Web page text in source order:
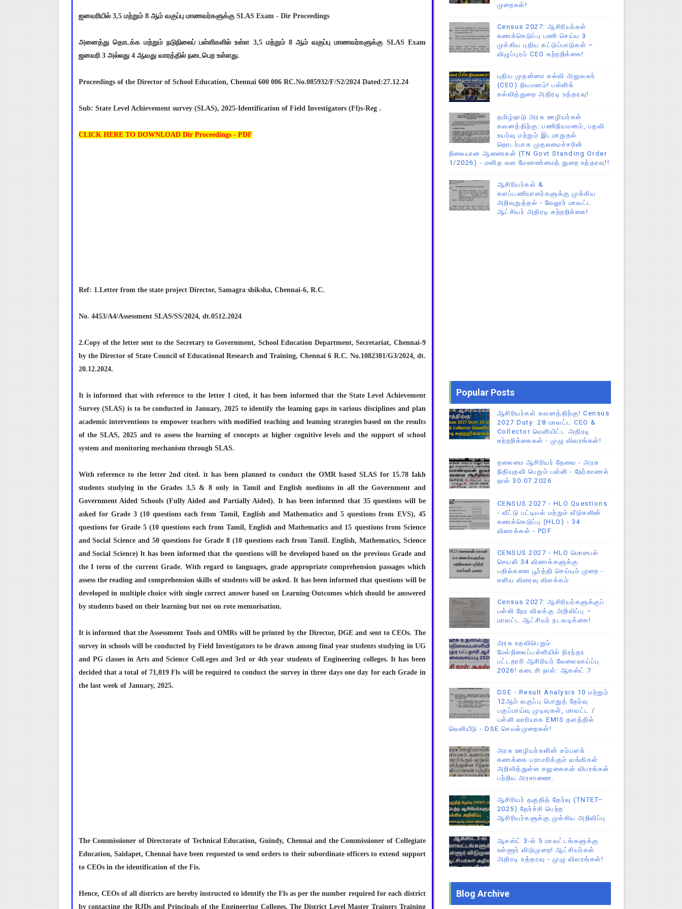
ஐனவரியில் 3,5 மற்றும் 8 ஆம் வகுப்பு மாணவர்களுக்கு SLAS Exam - Dir Proceedings
அனைத்து தொடக்க மற்றும் நடுநிலைப் பள்ளிகளில் உள்ள 3,5 மற்றும் 8 ஆம் வகுப்பு மாணவர்களுக்கு SLAS Exam
ஜனவரி 3 அல்லது 4 ஆவது வாரத்தில் நடைபெற உள்ளது.
Proceedings of the Director of School Education, Chennai 600 006 RC.No.085932/F/S2/2024 Dated:27.12.24
Sub: State Level Achievement survey (SLAS), 2025-Identification of Field Investigators (Fl)s-Reg .
CLICK HERE TO DOWNLOAD Dir Proceedings - PDF
Ref: 1.Letter from the state project Director, Samagra shiksha, Chennai-6, R.C.
No. 4453/A4/Assessment SLAS/SS/2024, dt.0512.2024
2.Copy of the letter sent to the Secretary to Government, School Education Department, Secretariat, Chennai-9
by the Director of State Council of Educational Research and Training, Chennai 6 R.C. No.1082381/G3/2024, dt.
20.12.2024.
It is informed that with reference to the letter 1 cited, it has been informed that the State Level Achievement
Survey (SLAS) is to be conducted in January, 2025 to identify the leaming gaps in various disciplines and plan
academic interventions to empower teachers with modified teaching and leaming strategies based on the results
of the SLAS, 2025 and to assess the learning of concepts at higher cognitive levels and the support of school
system and monitoring mechanism through SLAS.
With reference to the letter 2nd cited. it has been planned to conduct the OMR based SLAS for 15.78 Iakh
students studying in the Grades 3,5 & 8 only in Tamil and English mediums in all the Government and
Government Aided Schools (Fully Aided and Partially Aided). It has been informed that 35 questions will be
asked for Grade 3 (10 questions each from Tamil, English and Mathematics and 5 questions from EVS), 45
questions for Grade 5 (10 questions each from Tamil, English and Mathematics and 15 questions from Science
and Social Science and 50 questions for Grade 8 (10 questions each from Tamil. English, Mathematics, Science
and Social Science) lt has been informed that the questions will be developed based on the previous Grade and
the I term of the current Grade. With regard to languages, grade appropriate comprehension passages which
assess the reading and comprehension skills of students will be asked. It has been informed that questions will be
developed in multiple choice with single correct answer based on Learning Outcomes which should be answered
by students based on their learning but not on rote memorisation.
It is informed that the Assessment Tools and OMRs will be printed by the Director, DGE and sent to CEOs. The
survey in schools will be conducted by Field Investigators to be drawn among final year students studying in UG
and PG classes in Arts and Science Coll.eges and 3rd or 4th year students of Engineering colleges. It has been
decided that a total of 71,019 Fls will be required to conduct the survey in three days one day for each Grade in
the last week of January, 2025.
The Commissioner of Directorate of Technical Education, Guindy, Chennai and the Commissioner of Collegiate
Education, Saidapet, Chennai have been requested to send orders to their subordinate officers to extend support
to CEOs in the identification of the Fis.
Hence, CEOs of all districts are hereby instructed to identify the Fls as per the number required for each district
by contacting the RJDs and Principals of the Engineering Colleges. The District Level Master Trainers Training
முறைகள்!
Census 2027: ஆசிரியர்கள்
கணக்கெடுப்பு பணி செய்ய 3
முக்கிய புதிய கட்டுப்பாடுகள் –
விழுப்புரம் CEO சுற்றறிக்கை!
புதிய முதன்மை கல்வி அலுவலர்
(CEO) நியமனம்! பள்ளிக்
கல்வித்துறை அதிரடி உத்தரவு!
தமிழ்நாடு அரசு ஊழியர்கள்
கவனத்திற்கு: பணிநியமனம், பதவி
உயர்வு மற்றும் இடமாறுதல்
தொடர்பாக முதலமைச்சரின்
நிலையான ஆணைகள் (TN Govt Standing Order
1/2026) - மனித வள மேலாண்மைத் துறை உத்தரவு!!
ஆசிரியர்கள் &
களப்பணியாளர்களுக்கு முக்கிய
அறிவுறுத்தல் - வேலூர் மாவட்ட
ஆட்சியர் அதிரடி சுற்றறிக்கை!
Popular Posts
ஆசிரியர்கள் கவனத்திற்கு! Census
2027 Duty: 28 மாவட்ட CEO &
Collector வெளியிட்ட அதிரடி
சுற்றறிக்கைகள் - முழு விவரங்கள்!
தலைமை ஆசிரியர் தேவை - அரசு
நிதியுதவி பெறும் பள்ளி - நேர்காணல்
நாள் 30.07.2026
CENSUS 2027 - HLO Questions
- வீட்டு பட்டியல் மற்றும் வீடுகளின்
கணக்கெடுப்பு (HLO) - 34
வினாக்கள் - PDF
CENSUS 2027 - HLO மொபைல்
செயலி 34 வினாக்களுக்கு
பதில்களை பூர்த்தி செய்யும் முறை -
எளிய விரைவு விளக்கம்
Census 2027: ஆசிரியர்களுக்குப்
பள்ளி நேர விலக்கு அறிவிப்பு –
மாவட்ட ஆட்சியர் நடவடிக்கை!
அரசு உதவிபெறும்
மேல்நிலைப்பள்ளியில் நிரந்தர
பட்டதாரி ஆசிரியர் வேலைவாய்ப்பு
2026! கடைசி நாள்: ஆகஸ்ட் 7
DSE - Result Analysis 10 மற்றும்
12ஆம் வகுப்பு பொதுத் தேர்வு
பகுப்பாய்வு முடிவுகள், மாவட்ட /
பள்ளி வாரியாக EMIS தளத்தில்
வெளியீடு - DSE செயல்முறைகள்!
அரசு ஊழியர்களின் சம்பளக்
கணக்கை பராமரிக்கும் வங்கிகள்
அறிவித்துள்ள சலுகைகள் விபரங்கள்
பற்றிய அரசாணை.
ஆசிரியர் தகுதித் தேர்வு (TNTET–
2025) தேர்ச்சி பெற்ற
ஆசிரியர்களுக்கு முக்கிய அறிவிப்பு
ஆகஸ்ட் 3-ல் 5 மாவட்டங்களுக்கு
உள்ளூர் விடுமுறை! ஆட்சியர்கள்
அதிரடி உத்தரவு - முழு விவரங்கள்!
Blog Archive